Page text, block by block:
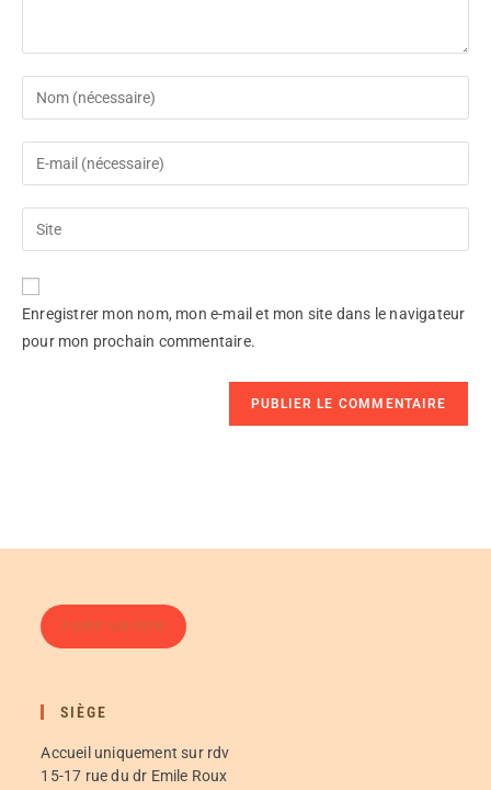
Enregistrer mon nom, mon e-mail et mon site dans le navigateur
pour mon prochain commentaire.
FAIRE UN DON
SIÈGE
Accueil uniquement sur rdv
15-17 rue du dr Emile Roux